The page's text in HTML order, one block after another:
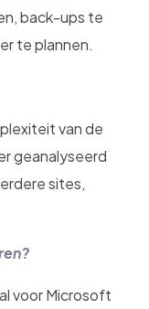
back-ups te
te plannen.
van de
geanalyseerd
sites,
voor Microsoft